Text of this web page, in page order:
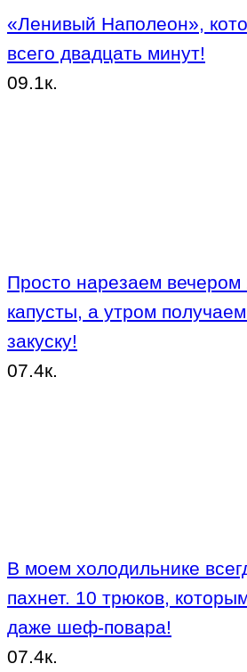
«Ленивый Наполеон»,
всего двадцать минут!
09.1к.
Просто нарезаем вечером
капусты, а утром
закуску!
07.4к.
В моем холодильнике
пахнет. 10 трюков,
даже шеф-повара!
07.4к.